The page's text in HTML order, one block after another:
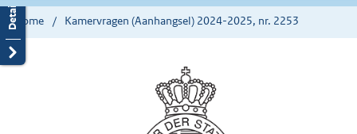
Home Kamervragen (Aanhangsel) 2024-2025, nr. 2253